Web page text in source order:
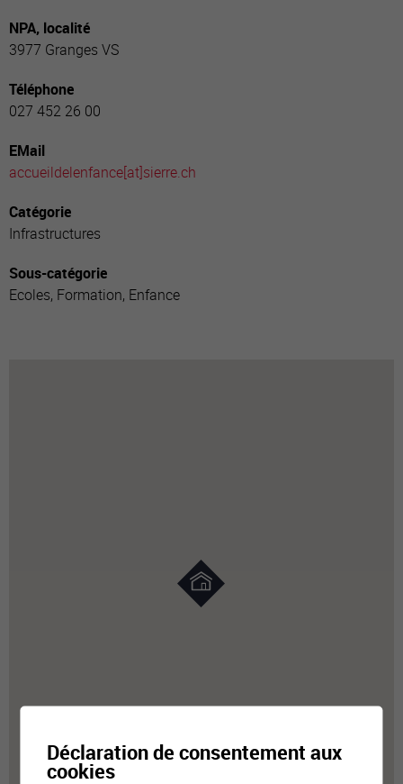
NPA, localité
3977 Granges VS
Téléphone
027 452 26 00
EMail
accueildelenfance[at]sierre.ch
Catégorie
Infrastructures
Sous-catégorie
Ecoles, Formation, Enfance
Déclaration de consentement aux
cookies